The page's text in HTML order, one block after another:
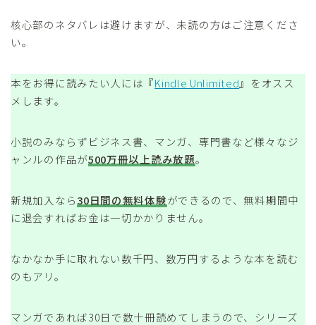
核心部のネタバレは避けますが、未読の方はご注意くださ
い。
本をお得に読みたい人には『Kindle Unlimited』をオスス
メします。
小説のみならずビジネス書、マンガ、専門書など様々なジ
ャンルの作品が500万冊以上読み放題。
新規加入なら30日間の無料体験ができるので、無料期間中
に退会すればお金は一切かかりません。
なかなか手に取れない数千円、数万円するような本を読む
のもアリ。
マンガであれば30日で数十冊読めてしまうので、シリーズ